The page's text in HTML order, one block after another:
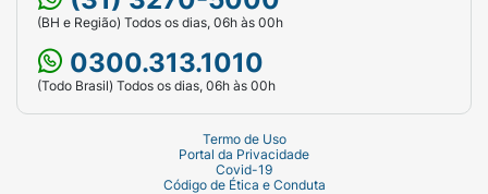
Principais Ações:Fios mais lisos por 1 semana,
72h sem frizz, proteção térmica e blindagem.
(BH e Região) Todos os dias, 06h às 00h
0300.313.1010
(Todo Brasil) Todos os dias, 06h às 00h
Termo de Uso
Portal da Privacidade
Covid-19
Código de Ética e Conduta